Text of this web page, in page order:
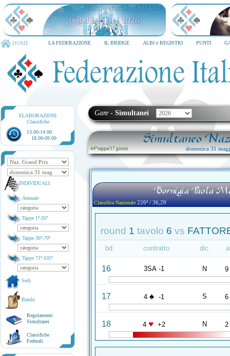
TORNEO CITTA' DI MILANO
6-8 dicembre 2026
HOME LA FEDERAZIONE IL BRIDGE ALBI e REGISTRI PUNTI
ELABORAZIONI
Classifiche
13.00-14.00
18.00-09.00
INDIVIDUALI
Annuale
Tappe 1ª-35ª
Tappe 36ª-70ª
Tappe 71ª-105ª
Sedi
Bando
Regolamenti
Simultanei
Classifiche
Federali
Gare - Simultanei
Simultaneo
44ª tappa/17 gironi domenica 31
Bornigia Paola
Classifica Nazionale226ª / 36,29
round 1 tavolo 6 vs
bd. contratto dic.
16 3SA -1 N 9
17 4 ♠ -1 S 6
18 4 ♥ +2 N 2